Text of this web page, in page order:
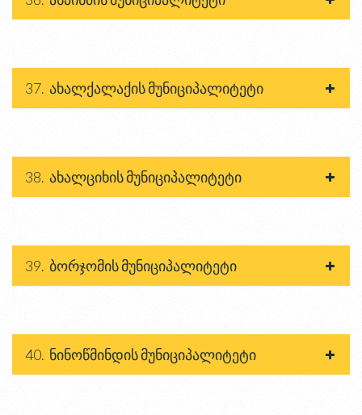
37. ახალქალაქის მუნიციპალიტეტი
38. ახალციხის მუნიციპალიტეტი
39. ბორჯომის მუნიციპალიტეტი
40. ნინოწმინდის მუნიციპალიტეტი